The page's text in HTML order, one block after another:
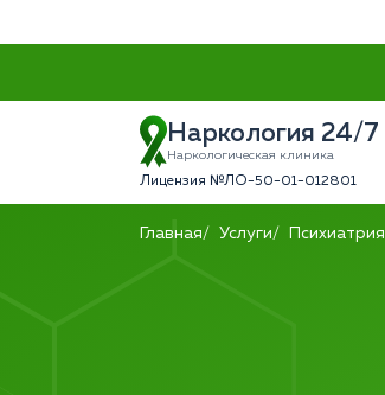
Наркология 24/7
Наркологическая клиника
Лицензия №ЛО-50-01-012801
Главная Услуги Психиатрия